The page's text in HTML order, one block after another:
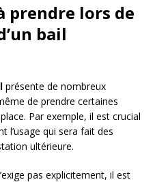
prendre lors de
bail
présente de nombreux
de prendre certaines
Par exemple, il est crucial
l’usage qui sera fait des
ultérieure.
pas explicitement, il est